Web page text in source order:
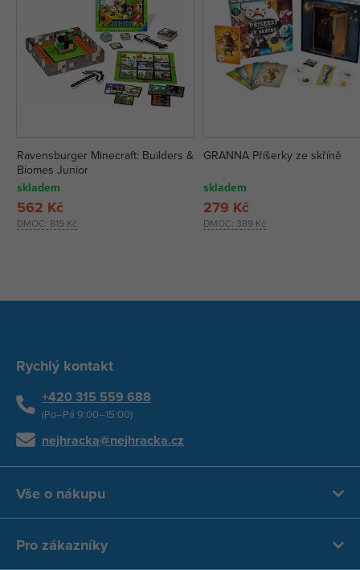
Ravensburger Minecraft: Builders &
Biomes Junior
skladem
DMOC: 819 Kč
562 Kč
GRANNA Příšerky ze skříně
skladem
DMOC: 389 Kč
279 Kč
Rychlý kontakt
+420 315 559 688
(Po–Pá 9:00–15:00)
nejhracka@nejhracka.cz
Vše o nákupu
Pro zákazníky